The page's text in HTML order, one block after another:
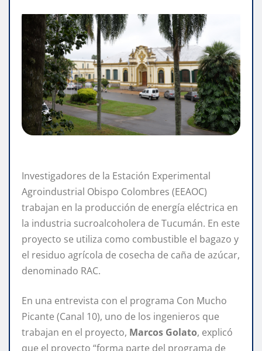
Investigadores de la Estación Experimental
Agroindustrial Obispo Colombres (EEAOC)
trabajan en la producción de energía eléctrica en
la industria sucroalcoholera de Tucumán. En este
proyecto se utiliza como combustible el bagazo y
el residuo agrícola de cosecha de caña de azúcar,
denominado RAC.
En una entrevista con el programa Con Mucho
Picante (Canal 10), uno de los ingenieros que
trabajan en el proyecto, Marcos Golato, explicó
que el proyecto “forma parte del programa de